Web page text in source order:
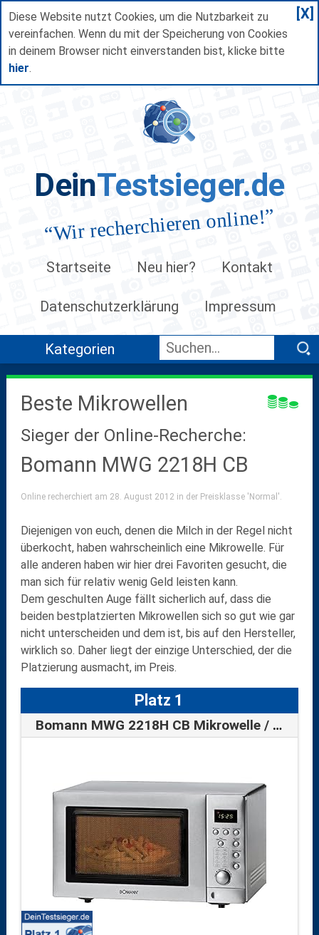
Diese Website nutzt Cookies, um die Nutzbarkeit zu
vereinfachen. Wenn du mit der Speicherung von Cookies
in deinem Browser nicht einverstanden bist, klicke bitte
hier.
[X]
DeinTestsieger.de
“Wir recherchieren online!”
Startseite Neu hier? Kontakt
Datenschutzerklärung Impressum
Kategorien
Beste Mikrowellen
Sieger der Online-Recherche:
Bomann MWG 2218H CB
Online recherchiert am 28. August 2012 in der Preisklasse 'Normal'.
Diejenigen von euch, denen die Milch in der Regel nicht
überkocht, haben wahrscheinlich eine Mikrowelle. Für
alle anderen haben wir hier drei Favoriten gesucht, die
man sich für relativ wenig Geld leisten kann.
Dem geschulten Auge fällt sicherlich auf, dass die
beiden bestplatzierten Mikrowellen sich so gut wie gar
nicht unterscheiden und dem ist, bis auf den Hersteller,
wirklich so. Daher liegt der einzige Unterschied, der die
Platzierung ausmacht, im Preis.
Platz 1
Bomann MWG 2218H CB Mikrowelle / 900 Wat…